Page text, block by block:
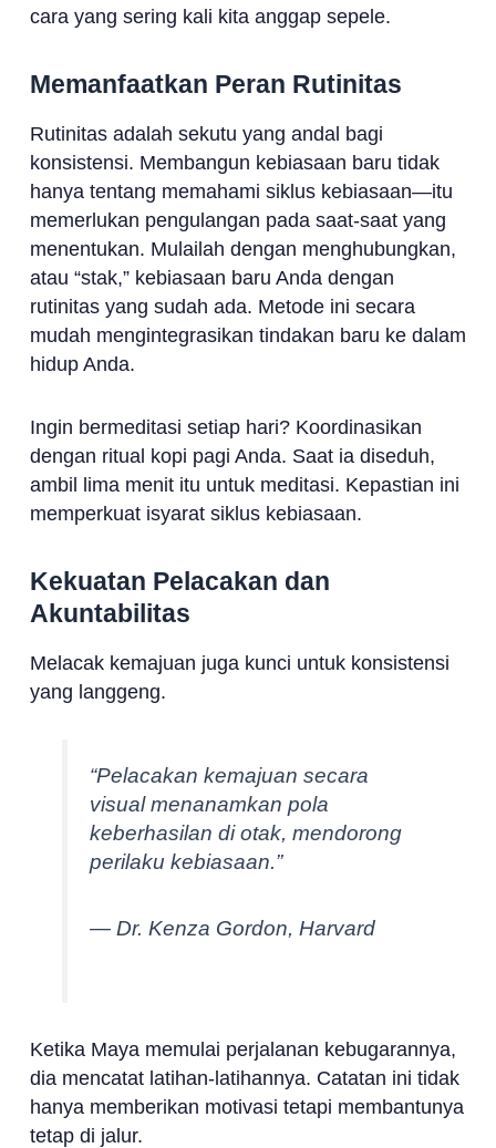
cara yang sering kali kita anggap sepele.
Memanfaatkan Peran Rutinitas
Rutinitas adalah sekutu yang andal bagi
konsistensi. Membangun kebiasaan baru tidak
hanya tentang memahami siklus kebiasaan—itu
memerlukan pengulangan pada saat-saat yang
menentukan. Mulailah dengan menghubungkan,
atau “stak,” kebiasaan baru Anda dengan
rutinitas yang sudah ada. Metode ini secara
mudah mengintegrasikan tindakan baru ke dalam
hidup Anda.
Ingin bermeditasi setiap hari? Koordinasikan
dengan ritual kopi pagi Anda. Saat ia diseduh,
ambil lima menit itu untuk meditasi. Kepastian ini
memperkuat isyarat siklus kebiasaan.
Kekuatan Pelacakan dan
Akuntabilitas
Melacak kemajuan juga kunci untuk konsistensi
yang langgeng.
“Pelacakan kemajuan secara
visual menanamkan pola
keberhasilan di otak, mendorong
perilaku kebiasaan.”
— Dr. Kenza Gordon, Harvard
Ketika Maya memulai perjalanan kebugarannya,
dia mencatat latihan-latihannya. Catatan ini tidak
hanya memberikan motivasi tetapi membantunya
tetap di jalur.